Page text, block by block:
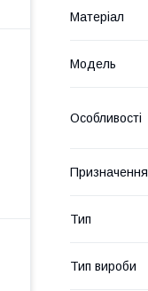
Матеріал
Мoдель
Особливості
Призначення
Тип
Тип вироби